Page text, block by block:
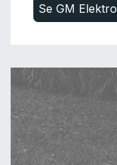
Se GM